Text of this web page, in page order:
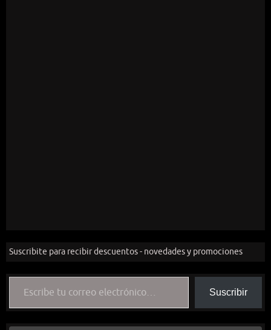
Suscribite para recibir descuentos - novedades y promociones
Escribe tu correo electrónico…
Suscribir